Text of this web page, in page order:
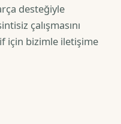
desteğiyle
çalışmasını
için bizimle iletişime